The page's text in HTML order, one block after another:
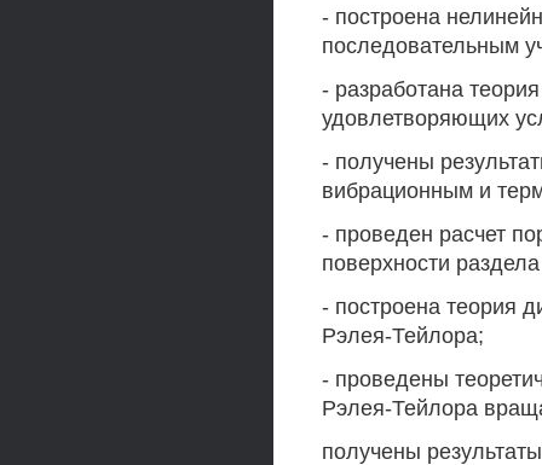
- построена
последовательным
- разработана
удовлетворяющих
- получены
вибрационным и
- проведен расчет
поверхности
- построена теория
Рэлея-Тейлора;
- проведены
Рэлея-Тейлора
получены